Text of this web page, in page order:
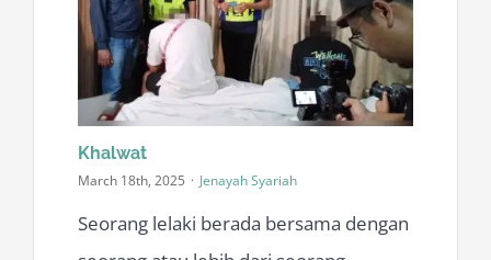
Khalwat
March 18th, 2025 · Jenayah Syariah
Seorang lelaki berada bersama dengan